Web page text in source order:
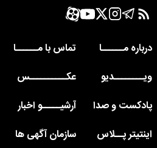
درباره مــــــا
تماس با مــــــا
ویــــــــدیو
عکــــــــــس
پادکست و صدا
آرشیـــــو اخبار
اینتیتر پــلاس
سازمان آگهی ها